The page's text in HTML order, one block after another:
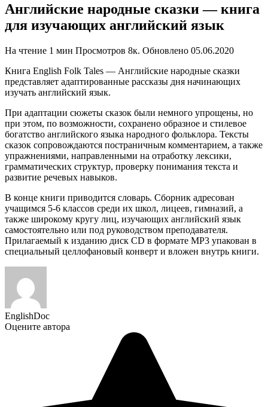
Английские народные сказки — книга
для изучающих английский язык
На чтение 1 мин Просмотров 8к. Обновлено 05.06.2020
Книга English Folk Tales — Английские народные сказки
представляет адаптированные рассказы дня начинающих
изучать английский язык.
При адаптации сюжеты сказок были немного упрощены, но
при этом, по возможности, сохранено образное и стилевое
богатство английского языка народного фольклора. Тексты
сказок сопровождаются постраничным комментарием, а также
упражнениями, направленными на отработку лексики,
грамматических структур, проверку понимания текста и
развитие речевых навыков.
В конце книги приводится словарь. Сборник адресован
учащимся 5-6 классов среди их школ, лицеев, гимназий, а
также широкому кругу лиц, изучающих английский язык
самостоятельно или под руководством преподавателя.
Прилагаемый к изданию диск CD в формате MP3 упакован в
специальный целлофановый конверт и вложен внутрь книги.
EnglishDoc
Оцените автора